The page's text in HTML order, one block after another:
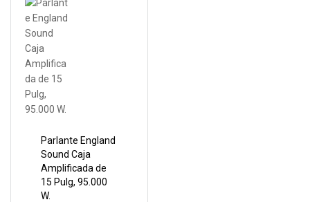
Parlante England
Sound Caja
Amplificada de
15 Pulg, 95.000
W.